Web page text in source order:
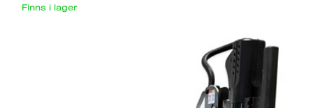
Finns i lager